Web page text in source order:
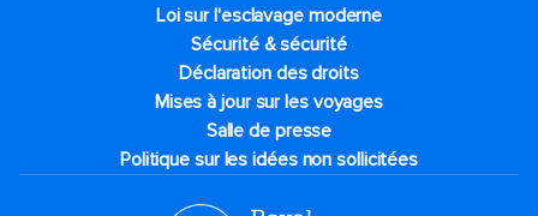
Loi sur l'esclavage moderne
Sécurité & sécurité
Déclaration des droits
Mises à jour sur les voyages
Salle de presse
Politique sur les idées non sollicitées